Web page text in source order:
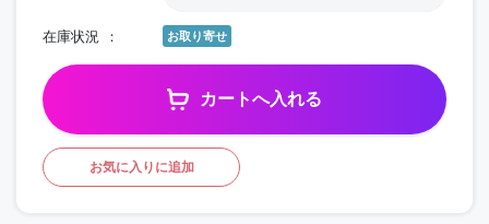
在庫状況 お取り寄せ
カートへ入れる
お気に入りに追加